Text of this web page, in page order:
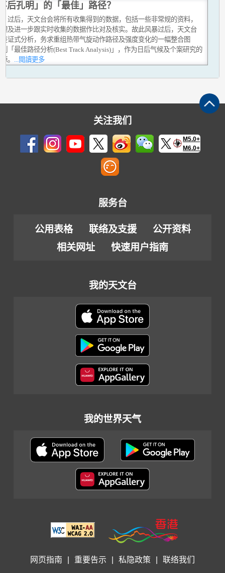
后孔明」的「最佳」路径？
过后，天文台会将所有收集得到的数据，包括一些非常规的资料，
及进一步跟实时收集的数据作比对及核实。故此风暴过后，天文台
证式分析，务求重组热带气旋动作路径及强度变化的一幅整合图
「最佳路径分析(Best Track Analysis)」，作为日后气候及个案研究的
。 ...閱讀更多
关注我们
M5.0+
M6.0+
服务台
公用表格 联络及支援
公开资料
相关网址
快速用户指南
我的天文台
我的世界天气
网页指南 重要告示 私隐政策 联络我们